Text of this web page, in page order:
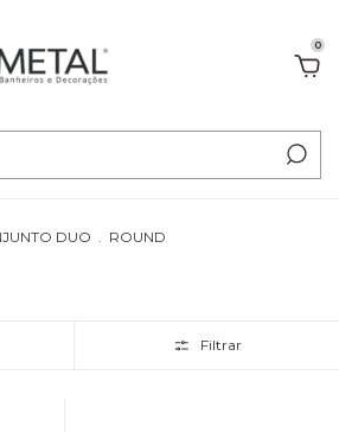
0
DUO . ROUND
Filtrar